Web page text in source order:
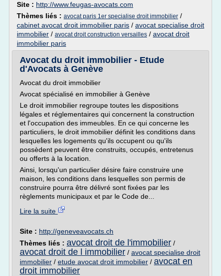
Site : http://www.feugas-avocats.com
Thèmes liés : avocat paris 1er specialise droit immobilier /
cabinet avocat droit immobilier paris / avocat specialise droit
immobilier / avocat droit construction versailles / avocat droit
immobilier paris
Avocat du droit immobilier - Etude
d'Avocats à Genève
Avocat du droit immobilier
Avocat spécialisé en immobilier à Genève
Le droit immobilier regroupe toutes les dispositions
légales et réglementaires qui concernent la construction
et l'occupation des immeubles. En ce qui concerne les
particuliers, le droit immobilier définit les conditions dans
lesquelles les logements qu'ils occupent ou qu'ils
possèdent peuvent être construits, occupés, entretenus
ou offerts à la location.
Ainsi, lorsqu'un particulier désire faire construire une
maison, les conditions dans lesquelles son permis de
construire pourra être délivré sont fixées par les
règlements municipaux et par le Code de...
Lire la suite
Site : http://geneveavocats.ch
Thèmes liés : avocat droit de l'immobilier /
avocat droit de l immobilier / avocat specialise droit
immobilier / etude avocat droit immobilier / avocat en
droit immobilier